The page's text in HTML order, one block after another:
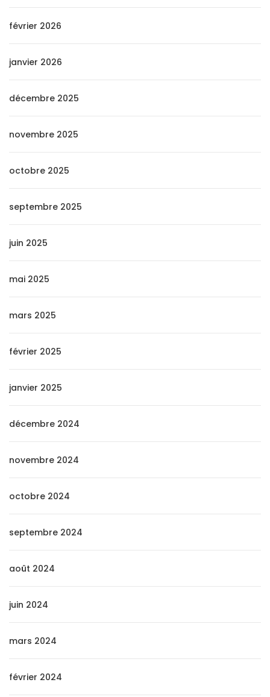
février 2026
janvier 2026
décembre 2025
novembre 2025
octobre 2025
septembre 2025
juin 2025
mai 2025
mars 2025
février 2025
janvier 2025
décembre 2024
novembre 2024
octobre 2024
septembre 2024
août 2024
juin 2024
mars 2024
février 2024